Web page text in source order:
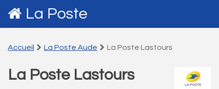
La Poste
Accueil La Poste Aude La Poste Lastours
La Poste Lastours